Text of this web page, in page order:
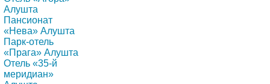
Алушта
Пансионат
«Нева» Алушта
Парк-отель
«Прага» Алушта
Отель «35-й
меридиан»